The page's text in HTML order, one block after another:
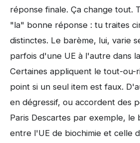
réponse finale. Ça change tout.
"la" bonne réponse : tu traites
distinctes. Le barème, lui, varie
parfois d'une UE à l'autre dans
Certaines appliquent le tout-ou-
point si un seul item est faux.
en dégressif, ou accordent des
Paris Descartes par exemple, le
entre l'UE de biochimie et celle